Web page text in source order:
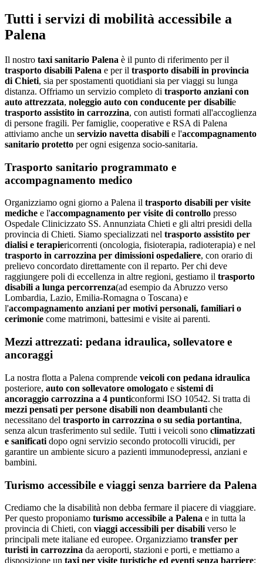
Tutti i servizi di mobilità accessibile a
Palena
Il nostro taxi sanitario Palena è il punto di riferimento per il
trasporto disabili Palena e per il trasporto disabili in provincia
di Chieti, sia per spostamenti quotidiani sia per viaggi su lunga
distanza. Offriamo un servizio completo di trasporto anziani con
auto attrezzata, noleggio auto con conducente per disabilie
trasporto assistito in carrozzina, con autisti formati all'accoglienza
di persone fragili. Per famiglie, cooperative e RSA di Palena
attiviamo anche un servizio navetta disabili e l'accompagnamento
sanitario protetto per ogni esigenza socio-sanitaria.
Trasporto sanitario programmato e
accompagnamento medico
Organizziamo ogni giorno a Palena il trasporto disabili per visite
mediche e l'accompagnamento per visite di controllo presso
Ospedale Clinicizzato SS. Annunziata Chieti e gli altri presidi della
provincia di Chieti. Siamo specializzati nel trasporto assistito per
dialisi e terapiericorrenti (oncologia, fisioterapia, radioterapia) e nel
trasporto in carrozzina per dimissioni ospedaliere, con orario di
prelievo concordato direttamente con il reparto. Per chi deve
raggiungere poli di eccellenza in altre regioni, gestiamo il trasporto
disabili a lunga percorrenza(ad esempio da Abruzzo verso
Lombardia, Lazio, Emilia-Romagna o Toscana) e
l'accompagnamento anziani per motivi personali, familiari o
cerimonie come matrimoni, battesimi e visite ai parenti.
Mezzi attrezzati: pedana idraulica, sollevatore e
ancoraggi
La nostra flotta a Palena comprende veicoli con pedana idraulica
posteriore, auto con sollevatore omologato e sistemi di
ancoraggio carrozzina a 4 punticonformi ISO 10542. Si tratta di
mezzi pensati per persone disabili non deambulanti che
necessitano del trasporto in carrozzina o su sedia portantina,
senza alcun trasferimento sul sedile. Tutti i veicoli sono climatizzati
e sanificati dopo ogni servizio secondo protocolli virucidi, per
garantire un ambiente sicuro a pazienti immunodepressi, anziani e
bambini.
Turismo accessibile e viaggi senza barriere da Palena
Crediamo che la disabilità non debba fermare il piacere di viaggiare.
Per questo proponiamo turismo accessibile a Palena e in tutta la
provincia di Chieti, con viaggi accessibili per disabili verso le
principali mete italiane ed europee. Organizziamo transfer per
turisti in carrozzina da aeroporti, stazioni e porti, e mettiamo a
disposizione un taxi per visite turistiche ed eventi senza barriere: